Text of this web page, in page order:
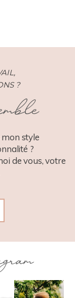
?
style
?
de vous, votre